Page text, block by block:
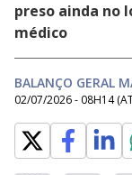
preso ainda no
médico
BALANÇO GERAL
02/07/2026 - 08H14